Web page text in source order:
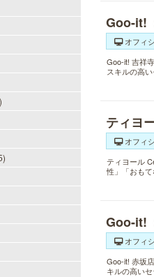
Goo-it!
オフィ
Goo-it! 吉祥
スキルの高
ティヨ
オフィ
ティヨール
性」「おも
Goo-it!
オフィ
Goo-it! 赤坂
キルの高い